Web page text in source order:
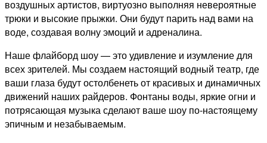
воздушных артистов, виртуозно выполняя невероятные
трюки и высокие прыжки. Они будут парить над вами на
воде, создавая волну эмоций и адреналина.
Наше флайборд шоу — это удивление и изумление для
всех зрителей. Мы создаем настоящий водный театр, где
ваши глаза будут остолбенеть от красивых и динамичных
движений наших райдеров. Фонтаны воды, яркие огни и
потрясающая музыка сделают ваше шоу по-настоящему
эпичным и незабываемым.